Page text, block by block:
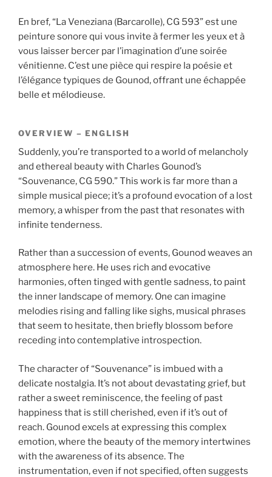
En bref, “La Veneziana (Barcarolle), CG 593” est une
peinture sonore qui vous invite à fermer les yeux et à
vous laisser bercer par l’imagination d’une soirée
vénitienne. C’est une pièce qui respire la poésie et
l’élégance typiques de Gounod, offrant une échappée
belle et mélodieuse.
OVERVIEW – ENGLISH
Suddenly, you’re transported to a world of melancholy
and ethereal beauty with Charles Gounod’s
“Souvenance, CG 590.” This work is far more than a
simple musical piece; it’s a profound evocation of a lost
memory, a whisper from the past that resonates with
infinite tenderness.
Rather than a succession of events, Gounod weaves an
atmosphere here. He uses rich and evocative
harmonies, often tinged with gentle sadness, to paint
the inner landscape of memory. One can imagine
melodies rising and falling like sighs, musical phrases
that seem to hesitate, then briefly blossom before
receding into contemplative introspection.
The character of “Souvenance” is imbued with a
delicate nostalgia. It’s not about devastating grief, but
rather a sweet reminiscence, the feeling of past
happiness that is still cherished, even if it’s out of
reach. Gounod excels at expressing this complex
emotion, where the beauty of the memory intertwines
with the awareness of its absence. The
instrumentation, even if not specified, often suggests